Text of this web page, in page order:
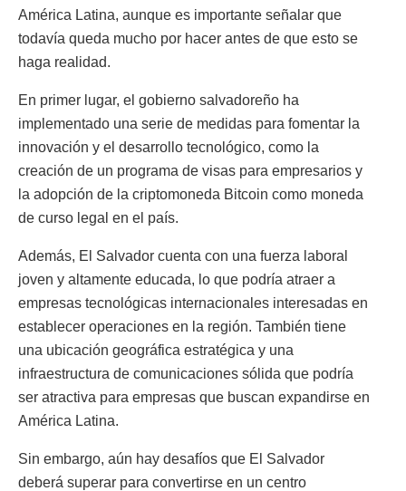
América Latina, aunque es importante señalar que
todavía queda mucho por hacer antes de que esto se
haga realidad.
En primer lugar, el gobierno salvadoreño ha
implementado una serie de medidas para fomentar la
innovación y el desarrollo tecnológico, como la
creación de un programa de visas para empresarios y
la adopción de la criptomoneda Bitcoin como moneda
de curso legal en el país.
Además, El Salvador cuenta con una fuerza laboral
joven y altamente educada, lo que podría atraer a
empresas tecnológicas internacionales interesadas en
establecer operaciones en la región. También tiene
una ubicación geográfica estratégica y una
infraestructura de comunicaciones sólida que podría
ser atractiva para empresas que buscan expandirse en
América Latina.
Sin embargo, aún hay desafíos que El Salvador
deberá superar para convertirse en un centro